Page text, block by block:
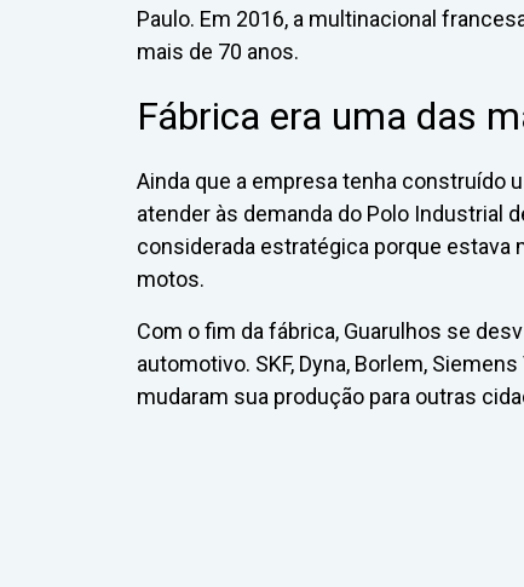
Paulo. Em 2016, a multinacional
mais de 70 anos.
Fábrica era uma das
Ainda que a empresa tenha construído
atender às demanda do Polo Industrial
considerada estratégica porque estava
motos.
Com o fim da fábrica, Guarulhos se
automotivo. SKF, Dyna, Borlem,
mudaram sua produção para outras